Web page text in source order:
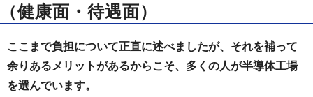
（健康面・待遇面）
ここまで負担について正直に述べましたが、それを補って
余りあるメリットがあるからこそ、多くの人が半導体工場
を選んでいます。